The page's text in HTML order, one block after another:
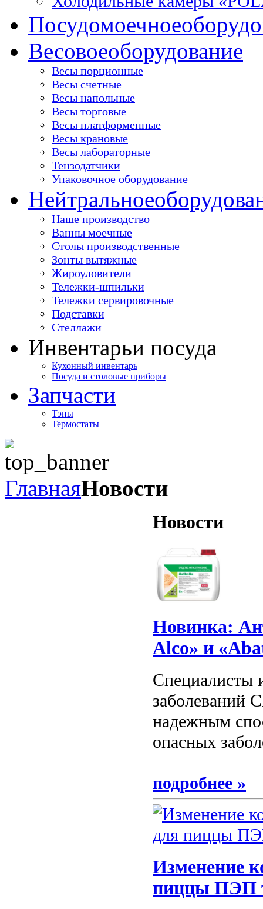
Посудомоечное
Весовоеоборудование
Весы порционные
Весы счетные
Весы напольные
Весы торговые
Весы платформенные
Весы крановые
Весы лабораторные
Тензодатчики
Упаковочное оборудование
Нейтральное
Наше производство
Ванны моечные
Столы производственные
Зонты вытяжные
Жироуловители
Тележки-шпильки
Тележки сервировочные
Подставки
Стеллажи
Инвентарьи посуда
Кухонный инвентарь
Посуда и столовые приборы
Запчасти
Тэны
Термостаты
ГлавнаяНовости
Новости
Новинка:
Alco» и
Специалисты
заболеваний
надежным
опасных
подробнее »
Изменение
пиццы ПЭП